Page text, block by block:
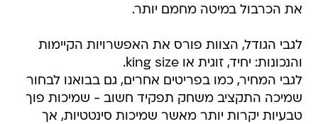
את הכרבול במיטה מחמם יותר.
לגבי הגודל, הצוות פורס את האפשרויות הקיימות
והנכונות: יחיד, זוגית או king size.
לגבי המחיר, כמו בפריטים אחרים, גם בבואנו לבחור
שמיכה התקציב משחק תפקיד חשוב - שמיכות פוך
טבעיות יקרות יותר מאשר שמיכות סינטטיות, אך